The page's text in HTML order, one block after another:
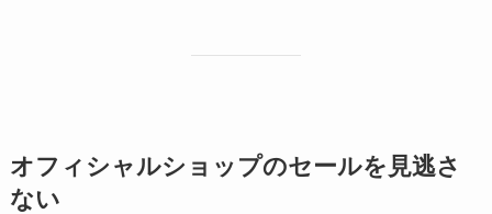
オフィシャルショップのセールを見逃さ
ない